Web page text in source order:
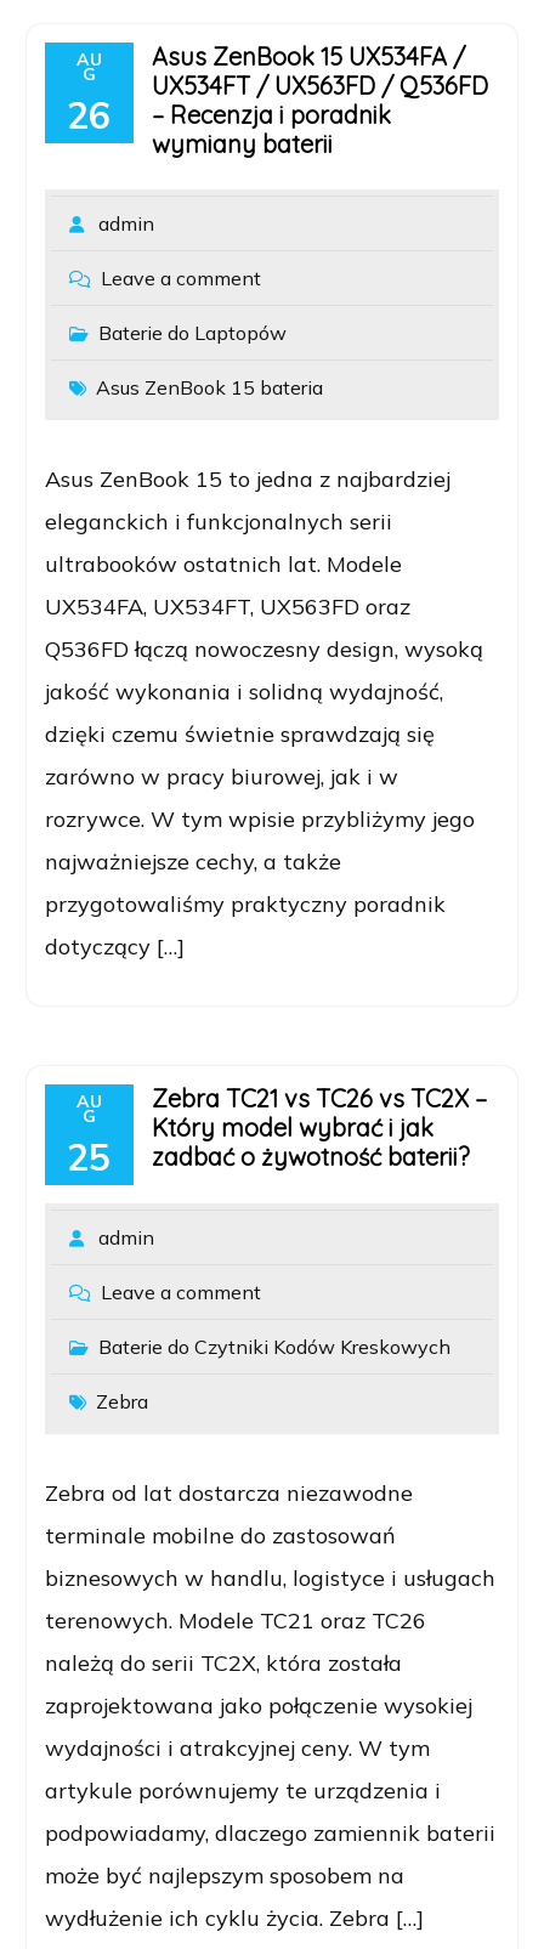
AU
G
26
Asus ZenBook 15 UX534FA /
UX534FT / UX563FD / Q536FD
– Recenzja i poradnik
wymiany baterii
admin
Leave a comment
Baterie do Laptopów
Asus ZenBook 15 bateria
Asus ZenBook 15 to jedna z najbardziej
eleganckich i funkcjonalnych serii
ultrabooków ostatnich lat. Modele
UX534FA, UX534FT, UX563FD oraz
Q536FD łączą nowoczesny design, wysoką
jakość wykonania i solidną wydajność,
dzięki czemu świetnie sprawdzają się
zarówno w pracy biurowej, jak i w
rozrywce. W tym wpisie przybliżymy jego
najważniejsze cechy, a także
przygotowaliśmy praktyczny poradnik
dotyczący […]
AU
G
25
Zebra TC21 vs TC26 vs TC2X –
Który model wybrać i jak
zadbać o żywotność baterii?
admin
Leave a comment
Baterie do Czytniki Kodów Kreskowych
Zebra
Zebra od lat dostarcza niezawodne
terminale mobilne do zastosowań
biznesowych w handlu, logistyce i usługach
terenowych. Modele TC21 oraz TC26
należą do serii TC2X, która została
zaprojektowana jako połączenie wysokiej
wydajności i atrakcyjnej ceny. W tym
artykule porównujemy te urządzenia i
podpowiadamy, dlaczego zamiennik baterii
może być najlepszym sposobem na
wydłużenie ich cyklu życia. Zebra […]